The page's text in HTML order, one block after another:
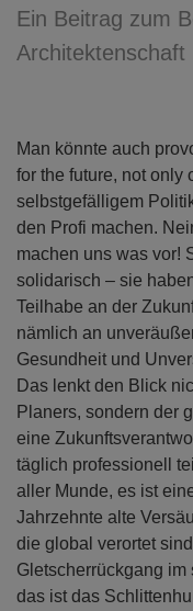
Ein Beitrag zum
Architektenschaft
Man könnte auch
for the future, not only
selbstgefälligem
den Profi machen.
machen uns was vor!
solidarisch – sie
Teilhabe an der
nämlich an
Gesundheit und
Das lenkt den Blick
Planers, sondern der
eine
täglich professionell
aller Munde, es ist
Jahrzehnte alte
die global verortet
Gletscherrückgang
das ist das